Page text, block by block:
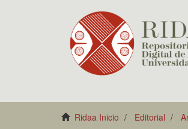
Ridaa Inicio Editorial